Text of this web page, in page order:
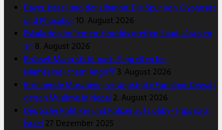
Bayer, Israel und der Libanon: Die Spur von Glyphosat
und Phosphor10. August 2026
Eskalation im Jemen: Houthis greifen Saudi-Arabien
an 8. August 2026
Brüssel: Mann stirbt nach Eingreifen bei
islamfeindlichem Angriff3. August 2026
Brennende Moscheen, verängstigte Familien: Gewalt
gegen Muslime in Nepal 2. August 2026
Deutsche Politiker und Polizei auf Lobby-Trips nach
Israel 27. Dezember 2025